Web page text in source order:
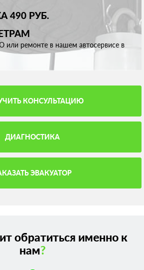
490 РУБ.
или ремонте в нашем автосервисе в
КОНСУЛЬТАЦИЮ
ДИАГНОСТИКА
ЭВАКУАТОР
обратиться именно к
нам?